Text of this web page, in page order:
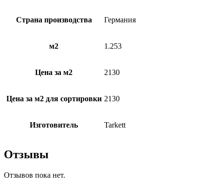
Страна производства Германия
м2 1.253
Цена за м2 2130
Цена за м2 для сортировки 2130
Изготовитель Tarkett
Отзывы
Отзывов пока нет.